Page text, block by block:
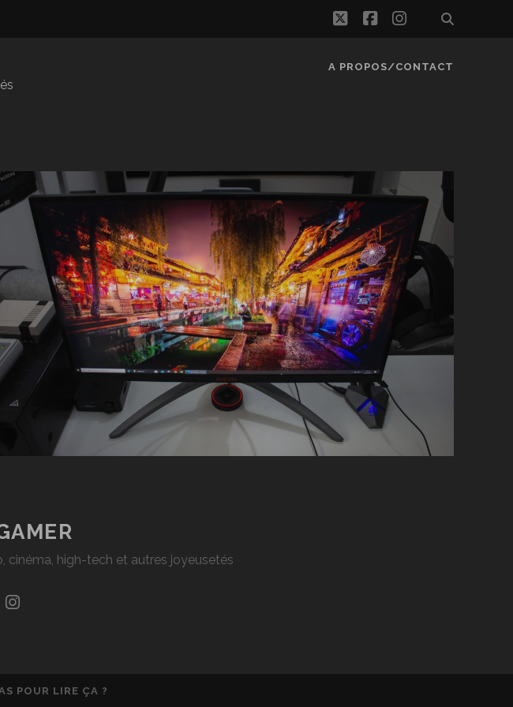
twitterfacebook
instagram
A PROPOS/CONTACT
cinéma, high-tech et autres joyeusetés
instagram
POUR LIRE ÇA ?